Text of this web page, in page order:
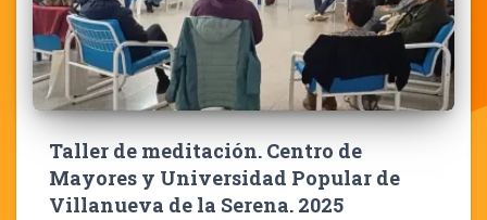
Taller de meditación. Centro de
Mayores y Universidad Popular de
Villanueva de la Serena. 2025